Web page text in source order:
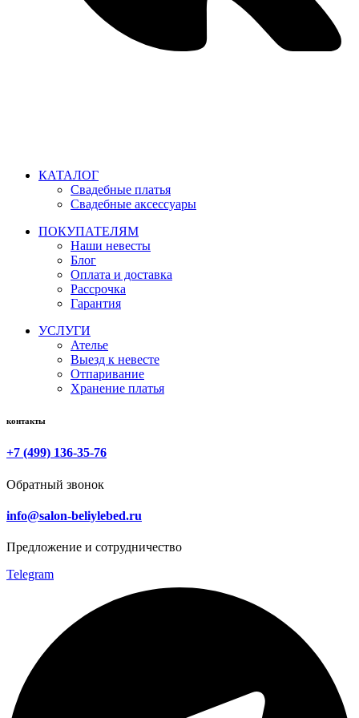
КАТАЛОГ
Свадебные платья
Свадебные аксессуары
ПОКУПАТЕЛЯМ
Наши невесты
Блог
Оплата и доставка
Рассрочка
Гарантия
УСЛУГИ
Ателье
Выезд к невесте
Отпаривание
Хранение платья
контакты
+7 (499) 136-35-76
Обратный звонок
info@salon-beliylebed.ru
Предложение и сотрудничество
Telegram